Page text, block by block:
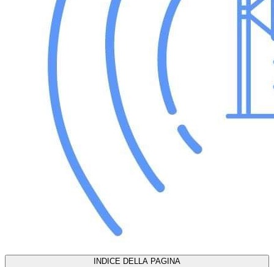
INDICE DELLA PAGINA